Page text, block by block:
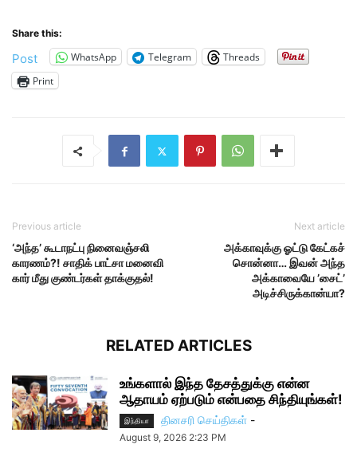
Share this:
Post WhatsApp Telegram
Threads
Print
Previous article
‘அந்த’ கூடாநட்பு நினைவஞ்சலி
காரணம்?! சாதிக் பாட்சா மனைவி
கார் மீது குண்டர்கள் தாக்குதல்!
Next article
அக்காவுக்கு ஓட்டு கேட்கச்
சொன்னா… இவன் அந்த
அக்காவையே ’சைட்’
அடிச்சிருக்கான்யா?
RELATED ARTICLES
உங்களால் இந்த தேசத்துக்கு என்ன
ஆதாயம் ஏற்படும் என்பதை சிந்தியுங்கள்!
இந்தியா தினசரி செய்திகள் -
August 9, 2026 2:23 PM